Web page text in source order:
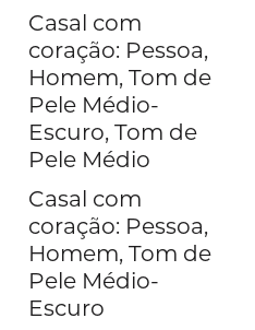
Casal com
coração: Pessoa,
Homem, Tom de
Pele Médio-
Escuro, Tom de
Pele Médio
Casal com
coração: Pessoa,
Homem, Tom de
Pele Médio-
Escuro